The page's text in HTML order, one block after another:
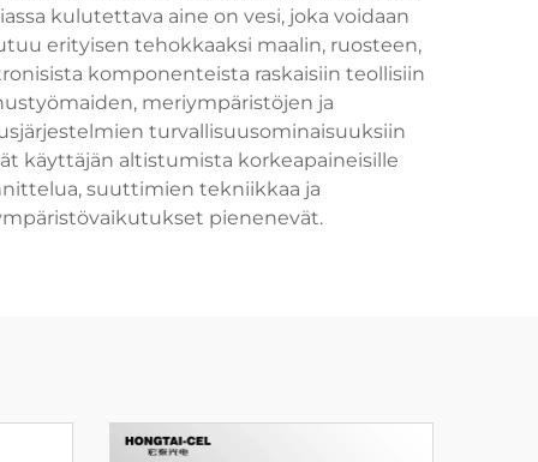
kulutettava aine on vesi, joka voidaan
erityisen tehokkaaksi maalin, ruosteen,
komponenteista raskaisiin teollisiin
meriympäristöjen ja
turvallisuusominaisuuksiin
käyttäjän altistumista korkeapaineisille
suuttimien tekniikkaa ja
pienenevät.